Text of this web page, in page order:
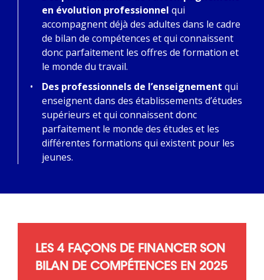
en évolution professionnel qui
accompagnent déjà des adultes dans le cadre
de bilan de compétences et qui connaissent
donc parfaitement les offres de formation et
le monde du travail.
Des professionnels de l’enseignement qui
enseignent dans des établissements d’études
supérieurs et qui connaissent donc
parfaitement le monde des études et les
différentes formations qui existent pour les
jeunes.
LES 4 FAÇONS DE FINANCER SON
BILAN DE COMPÉTENCES EN 2025